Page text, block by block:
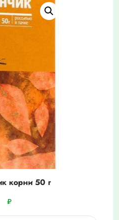
корни 50 г
₽